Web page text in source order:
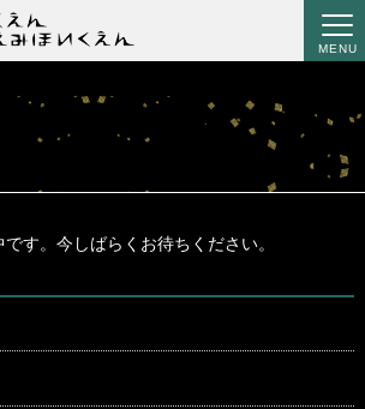
MENU
す。今しばらくお待ちください。